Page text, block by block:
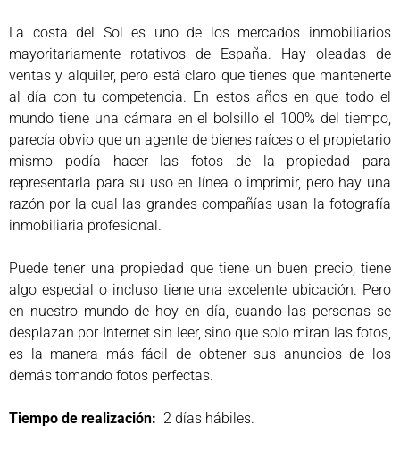
La costa del Sol es uno de los mercados inmobiliarios
mayoritariamente rotativos de España. Hay oleadas de
ventas y alquiler, pero está claro que tienes que mantenerte
al día con tu competencia. En estos años en que todo el
mundo tiene una cámara en el bolsillo el 100% del tiempo,
parecía obvio que un agente de bienes raíces o el propietario
mismo podía hacer las fotos de la propiedad para
representarla para su uso en línea o imprimir, pero hay una
razón por la cual las grandes compañías usan la fotografía
inmobiliaria profesional.
Puede tener una propiedad que tiene un buen precio, tiene
algo especial o incluso tiene una excelente ubicación. Pero
en nuestro mundo de hoy en día, cuando las personas se
desplazan por Internet sin leer, sino que solo miran las fotos,
es la manera más fácil de obtener sus anuncios de los
demás tomando fotos perfectas.
Tiempo de realización: 2 días hábiles.